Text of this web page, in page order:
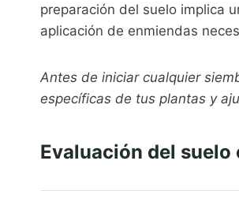
preparación del suelo implica
aplicación de enmiendas
Antes de iniciar cualquier
específicas de tus plantas y
Evaluación del